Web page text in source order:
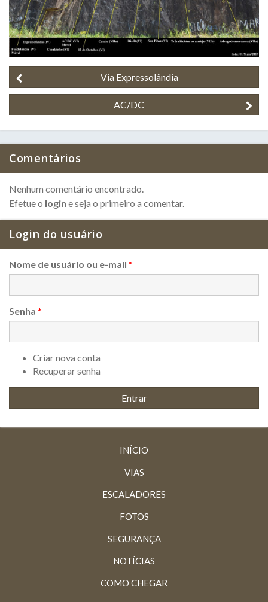
Via Expressolândia
AC/DC
Comentários
Nenhum comentário encontrado.
Efetue o login e seja o primeiro a comentar.
Login do usuário
Nome de usuário ou e-mail *
Senha *
Criar nova conta
Recuperar senha
INÍCIO
VIAS
ESCALADORES
FOTOS
SEGURANÇA
NOTÍCIAS
COMO CHEGAR